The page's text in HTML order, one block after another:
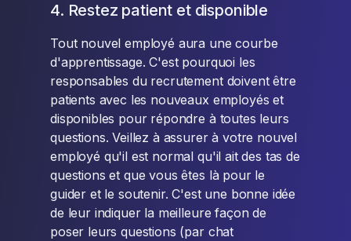
4. Restez patient et disponible
Tout nouvel employé aura une courbe
d'apprentissage. C'est pourquoi les
responsables du recrutement doivent être
patients avec les nouveaux employés et
disponibles pour répondre à toutes leurs
questions. Veillez à assurer à votre nouvel
employé qu'il est normal qu'il ait des tas de
questions et que vous êtes là pour le
guider et le soutenir. C'est une bonne idée
de leur indiquer la meilleure façon de
poser leurs questions (par chat